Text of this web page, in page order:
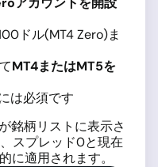
ドル(MT4 Zero)ま
MT4またはMT5を
は必須です
銘柄リストに表示さ
スプレッド0と現在
に適用されます。